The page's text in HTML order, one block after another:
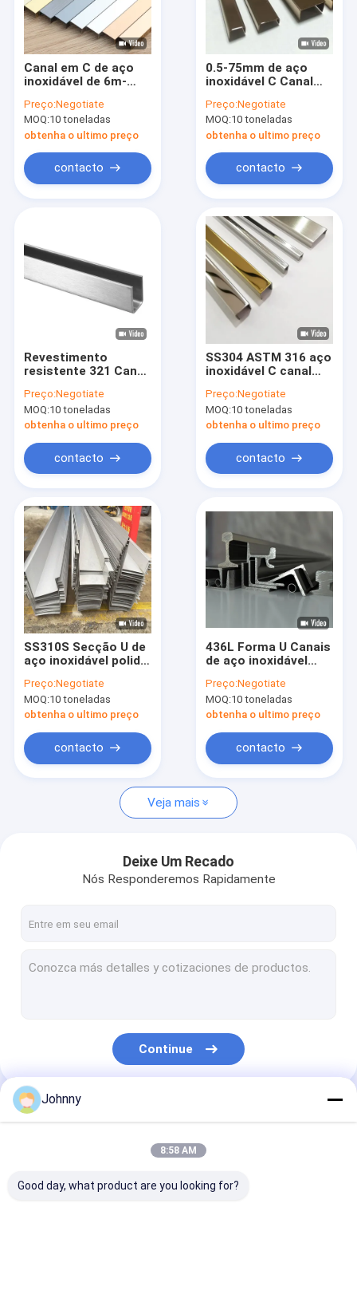
Produtos
Vídeos
Sobre nós
Visita à fábrica
Contacte-nos
Notícias
tubo quadrado de aço inoxidável
Tubo retangular de aço inoxidável
Bobina de aço inoxidável 304 1/2H 3/4H H
301 1/2H 3/4H H bobina de aço inoxidável
Canal em C de aço
inoxidável de 6m-
Preço:Negotiate
MOQ:10 toneladas
obtenha o ultimo preço
contacto
0.5-75mm de aço
inoxidável C Canal
Q345B Q420C
Preço:Negotiate
MOQ:10 toneladas
obtenha o ultimo preço
contacto
Revestimento
resistente 321 Canal
316L 316
Preço:Negotiate
MOQ:10 toneladas
obtenha o ultimo preço
contacto
SS304 ASTM 316 aço
inoxidável C canal
Preço:Negotiate
MOQ:10 toneladas
obtenha o ultimo preço
contacto
SS310S Secção U de
aço inoxidável polido
frio
Preço:Negotiate
MOQ:10 toneladas
obtenha o ultimo preço
contacto
436L Forma U Canais
de aço inoxidável
Preço:Negotiate
MOQ:10 toneladas
obtenha o ultimo preço
contacto
Veja mais
Deixe Um Recado
Nós Responderemos Rapidamente
Continue
Nossas Categorias
Johnny
8:58 AM
Good day, what product are you looking for?